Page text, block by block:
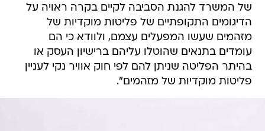
של המשרד להגנת הסביבה לקיים בקרה ראויה על
הדיגומים התקופתיים של פליטות מוקדיות של
מזהמים שעשו המפעלים עצמם, ולוודא כי הם
עומדים בתנאים שהוטלו עליהם ברישיון העסק או
בהיתר הפליטה שניתן להם לפי חוק אוויר נקי לעניין
פליטות מוקדיות של מזהמים".